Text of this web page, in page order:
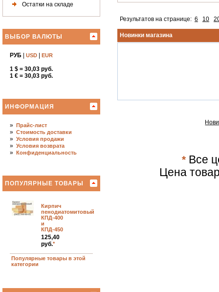
Остатки на складе
ВЫБОР ВАЛЮТЫ
РУБ USD EUR
1 $ = 30,03 руб.
1 € = 30,03 руб.
ИНФОРМАЦИЯ
» Прайс-лист
» Стоимость доставки
» Условия продажи
» Условия возврата
» Конфиденциальность
ПОПУЛЯРНЫЕ ТОВАРЫ
Кирпич
пенодиатомитовый
КПД-400
и
КПД-450
125,40
руб.*
Популярные товары в этой
категории
Результатов на странице: 6 10
Новинки магазина
* Все
Цена